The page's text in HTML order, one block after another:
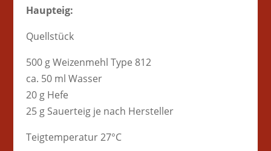
Haupteig:
Quellstück
500 g Weizenmehl Type 812
ca. 50 ml Wasser
20 g Hefe
25 g Sauerteig je nach Hersteller
Teigtemperatur 27°C